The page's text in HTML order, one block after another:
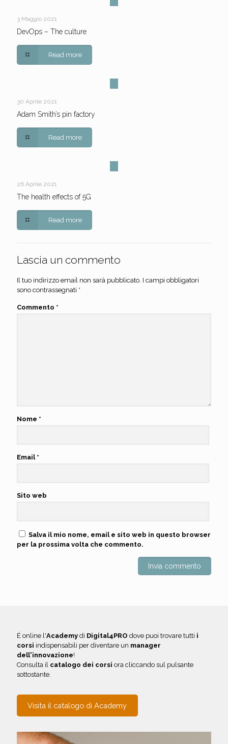
3 Maggio 2021
DevOps – The culture
Read more
30 Aprile 2021
Adam Smith’s pin factory
Read more
26 Aprile 2021
The health effects of 5G
Read more
Lascia un commento
Il tuo indirizzo email non sarà pubblicato. I campi obbligatori
sono contrassegnati *
Commento *
Nome *
Email *
Sito web
Salva il mio nome, email e sito web in questo browser
per la prossima volta che commento.
É online l'Academy di Digital4PRO dove puoi trovare tutti i
corsi indispensabili per diventare un manager
dell'innovazione!
Consulta il catalogo dei corsi ora cliccando sul pulsante
sottostante.
Visita il catalogo di Academy